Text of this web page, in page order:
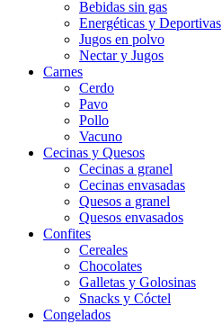
Bebidas sin gas
Energéticas y Deportivas
Jugos en polvo
Nectar y Jugos
Carnes
Cerdo
Pavo
Pollo
Vacuno
Cecinas y Quesos
Cecinas a granel
Cecinas envasadas
Quesos a granel
Quesos envasados
Confites
Cereales
Chocolates
Galletas y Golosinas
Snacks y Cóctel
Congelados